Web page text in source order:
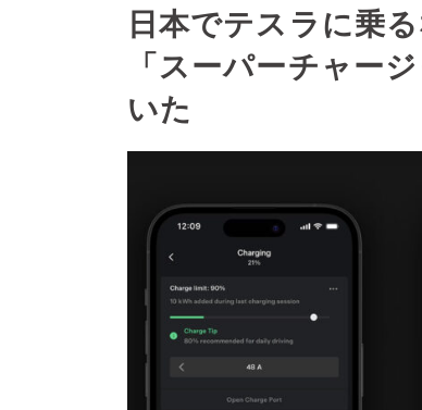
日本でテスラに乗
「スーパーチャー
いた